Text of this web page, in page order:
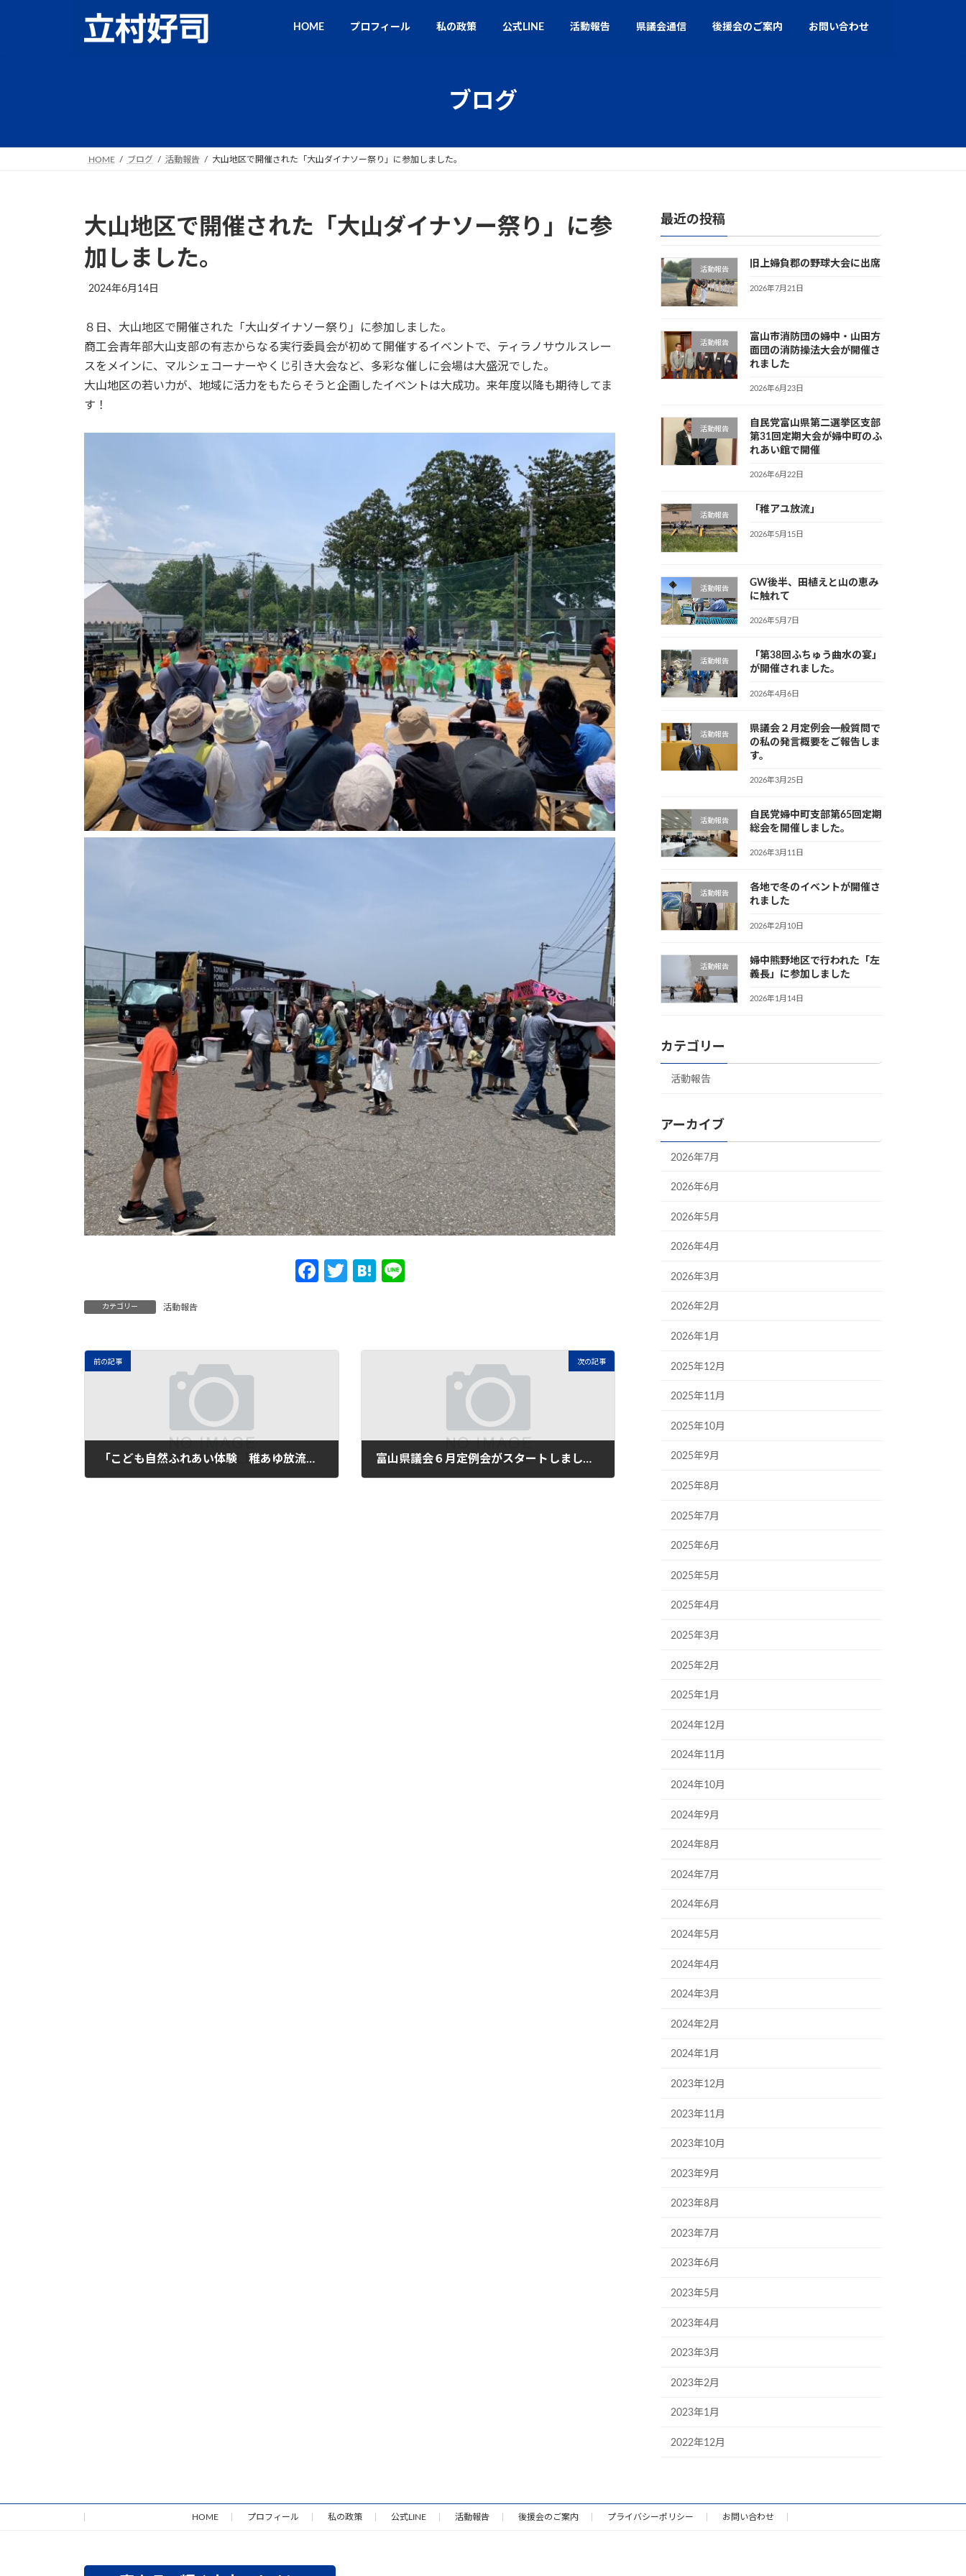
ッ
移
HOME プロフィール 私の政策 公式LINE 活動報告 県議会通信 後援会のご案内 お問い合わせ
ブログ
HOME ブログ 活動報告 大山地区で開催された「大山ダイナソー祭り」に参加しました。
大山地区で開催された「大山ダイナソー祭り」に参
加しました。
2024年6月14日
新
日
時
８日、大山地区で開催された「大山ダイナソー祭り」に参加しました。
商工会青年部大山支部の有志からなる実行委員会が初めて開催するイベントで、ティラノサウルスレー
スをメインに、マルシェコーナーやくじ引き大会など、多彩な催しに会場は大盛況でした。
大山地区の若い力が、地域に活力をもたらそうと企画したイベントは大成功。来年度以降も期待してま
す！
Fa
T
H
カテゴリー 活動報告
前の記事
「こども自然ふれあい体験 稚あゆ放流」に参加しました
次の記事
富山県議会６月定例会がスタートしました。
最近の投稿
活動報告
旧上婦負郡の野球大会に出席
2026年7月21日
活動報告
富山市消防団の婦中・山田方
面団の消防操法大会が開催さ
れました
2026年6月23日
活動報告
自民党富山県第二選挙区支部
第31回定期大会が婦中町のふ
れあい館で開催
2026年6月22日
活動報告
「稚アユ放流」
2026年5月15日
活動報告
GW後半、田植えと山の恵み
に触れて
2026年5月7日
活動報告
「第38回ふちゅう曲水の宴」
が開催されました。
2026年4月6日
活動報告
県議会２月定例会一般質問で
の私の発言概要をご報告しま
す。
2026年3月25日
活動報告
自民党婦中町支部第65回定期
総会を開催しました。
2026年3月11日
活動報告
各地で冬のイベントが開催さ
れました
2026年2月10日
活動報告
婦中熊野地区で行われた「左
義長」に参加しました
2026年1月14日
カテゴリー
活動報告
アーカイブ
2026年7月
2026年6月
2026年5月
2026年4月
2026年3月
2026年2月
2026年1月
2025年12月
2025年11月
2025年10月
2025年9月
2025年8月
2025年7月
2025年6月
2025年5月
2025年4月
2025年3月
2025年2月
2025年1月
2024年12月
2024年11月
2024年10月
2024年9月
2024年8月
2024年7月
2024年6月
2024年5月
2024年4月
2024年3月
2024年2月
2024年1月
2023年12月
2023年11月
2023年10月
2023年9月
2023年8月
2023年7月
2023年6月
2023年5月
2023年4月
2023年3月
2023年2月
2023年1月
2022年12月
HOME プロフィール 私の政策 公式LINE 活動報告 後援会のご案内 プライバシーポリシー お問い合わせ